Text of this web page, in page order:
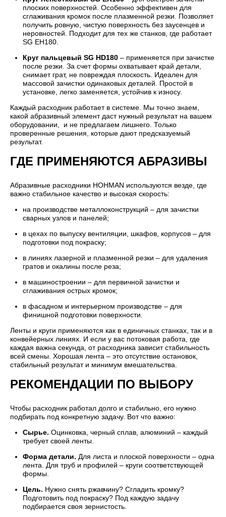
плоских поверхностей. Особенно эффективен для
сглаживания кромок после плазменной резки. Позволяет
получить ровную, чистую поверхность без заусенцев и
неровностей. Подходит для тех же станков, где работает
SG EH180.
Круг пальцевый SG HD180 – применяется при зачистке
после резки. За счет формы охватывает край детали,
снимает грат, не повреждая плоскость. Идеален для
массовой зачистки одинаковых деталей. Простой в
установке, легко заменяется, устойчив к износу.
Каждый расходник работает в системе. Мы точно знаем,
какой абразивный элемент даст нужный результат на вашем
оборудовании, и не предлагаем лишнего. Только
проверенные решения, которые дают предсказуемый
результат.
ГДЕ ПРИМЕНЯЮТСЯ АБРАЗИВЫ
Абразивные расходники HOHMAN используются везде, где
важно стабильное качество и высокая скорость:
на производстве металлоконструкций – для зачистки
сварных узлов и панелей;
в цехах по выпуску вентиляции, шкафов, корпусов – для
подготовки под покраску;
в линиях лазерной и плазменной резки – для удаления
гратов и окалины после реза;
в машиностроении – для первичной зачистки и
сглаживания острых кромок;
в фасадном и интерьерном производстве – для
финишной подготовки поверхности.
Ленты и круги применяются как в единичных станках, так и в
конвейерных линиях. И если у вас потоковая работа, где
каждая важна секунда, от расходника зависит стабильность
всей смены. Хорошая лента – это отсутствие остановок,
стабильный результат и минимум вмешательства.
РЕКОМЕНДАЦИИ ПО ВЫБОРУ
Чтобы расходник работал долго и стабильно, его нужно
подбирать под конкретную задачу. Вот что важно:
Сырье. Оцинковка, черный сплав, алюминий – каждый
требует своей ленты.
Форма детали. Для листа и плоской поверхности – одна
лента. Для труб и профилей – круги соответствующей
формы.
Цель. Нужно снять ржавчину? Сгладить кромку?
Подготовить под покраску? Под каждую задачу
подбирается своя зернистость.